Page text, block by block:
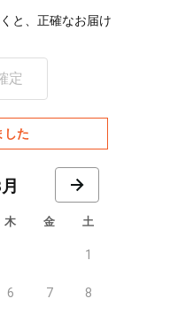
と、正確なお届け
定
した
木 金 土
1
6 7 8